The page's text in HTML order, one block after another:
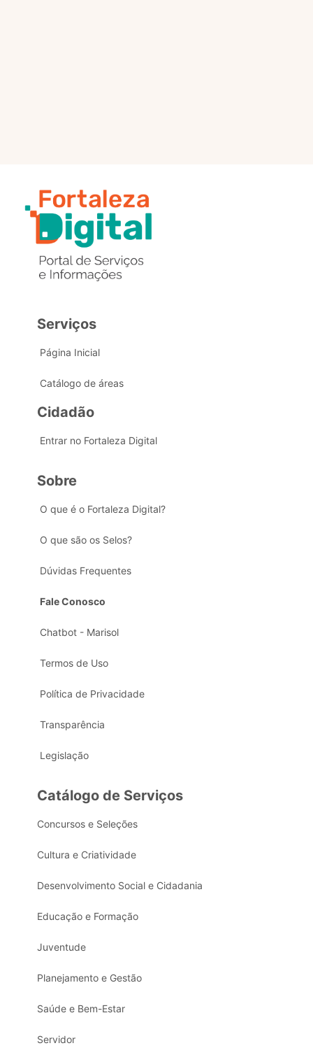
Serviços
Página Inicial
Catálogo de áreas
Cidadão
Entrar no Fortaleza Digital
Sobre
O que é o Fortaleza Digital?
O que são os Selos?
Dúvidas Frequentes
Fale Conosco
Chatbot - Marisol
Termos de Uso
Política de Privacidade
Transparência
Legislação
Catálogo de Serviços
Concursos e Seleções
Cultura e Criatividade
Desenvolvimento Social e Cidadania
Educação e Formação
Juventude
Planejamento e Gestão
Saúde e Bem-Estar
Servidor